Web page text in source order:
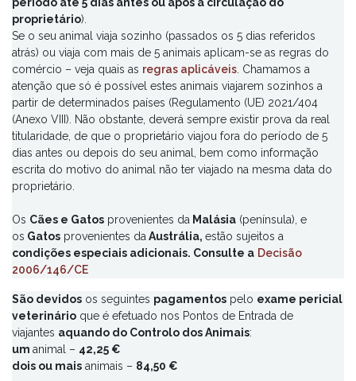
2026/131 (Art. 14.º, c) e no Anexo do Regulamento (UE)
2026/135).
Todavia, está previsto um
modelo de certificado estabelecido no Regulamento
(UE) n.º 577/2013, que continuamos a disponibilizarAQUI.
Este período de transição é até 31-03-2027, se os
certificados foram emitidos antes de 01-10-2026.
No caso de viajarem com umapessoa autorizada no
período de 5 dias antes ou depois da viagem do
proprietário, o proprietário do animal tem de
providenciar uma autorização escrita para ser anexa ao
certificado sanitário (ou Passaporte da UE).
causa.
Se a viagem prevista implicar a passagem por um país
com risco de raiva
entre outros – países NÃO ENUMERADOS nestalista ), os
animais n ão podem sair da zona internacional do
aeroporto desse paíse o proprietário tem de
apresentar uma declaração escrita
exigido.
proprietário).
Se o seu animal viaja sozinho (passados os 5 dias referidos
atrás) ou viaja com mais de 5 animais aplicam-se as regras do
comércio – veja quais as regras aplicáveis . Chamamos a
atenção que só é possível estes animais viajarem sozinhos a
partir de determinados países (Regulamento (UE) 2021/404
(Anexo VIII). Não obstante, deverá sempre existir prova da real
titularidade, de que o proprietário viajou fora do período de 5
dias antes ou depois do seu animal, bem como informação
escrita do motivo do animal não ter viajado na mesma data do
proprietário.
Os Cães e Gatos provenientes da Malásia (península), e
os Gatos provenientes da Austrália, estão sujeitos a
condições especiais adicionais. Consulte a Decisão
2006/146/CE
São devidos os seguintes pagamentos pelo exame pericial
veterinário que é efetuado nos Pontos de Entrada de
viajantes aquando do Controlo dos Animais:
um animal – 42,25 €
dois ou mais animais – 84,50 €